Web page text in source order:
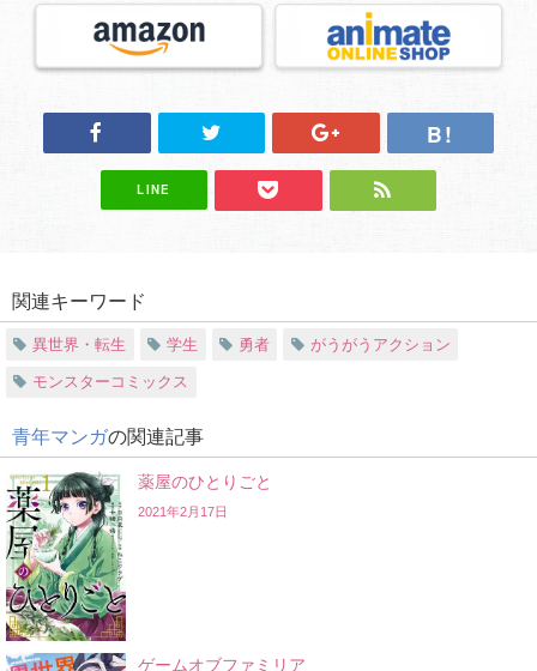
LINE
関連キーワード
異世界・転生 学生 勇者 がうがうアクション
モンスターコミックス
青年マンガの関連記事
薬屋のひとりごと
2021年2月17日
ゲームオブファミリア